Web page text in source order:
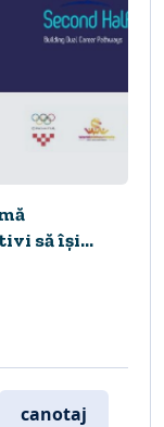
să își
după
canotaj